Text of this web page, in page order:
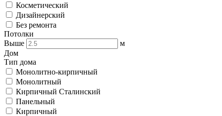
Косметический
Дизайнерский
Без ремонта
Потолки
Выше
м
Дом
Тип дома
Монолитно-кирпичный
Монолитный
Кирпичный Сталинский
Панельный
Кирпичный